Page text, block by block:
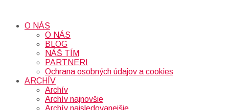
O NÁS
O NÁS
BLOG
NÁŠ TÍM
PARTNERI
Ochrana osobných údajov a cookies
ARCHÍV
Archív
Archív najnovšie
Archív najsledovanejšie